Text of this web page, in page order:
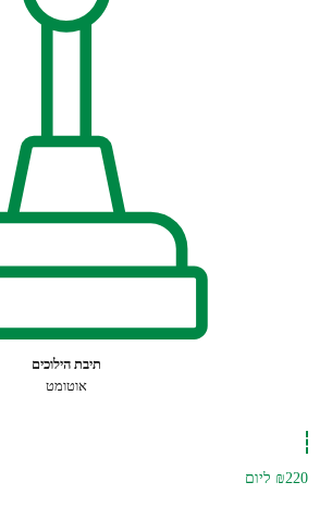
תיבת הילוכים
אוטומט
₪220ליום